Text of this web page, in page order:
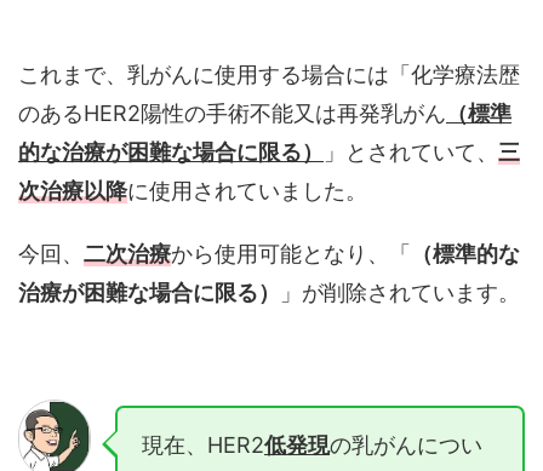
これまで、乳がんに使用する場合には「化学療法歴
のあるHER2陽性の手術不能又は再発乳がん （標準
的な治療が困難な場合に限る）
」とされていて、 三
次治療以降に使用されていました。
今回、 二次治療から使用可能となり、「
（標準的な
治療が困難な場合に限る）
」が削除されています。
現在、HER2低発現の乳がんについ